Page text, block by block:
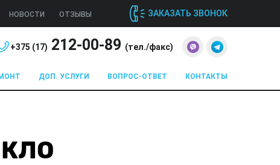
НОВОСТИ ОТЗЫВЫ ЗАКАЗАТЬ ЗВОНОК
+375 (17) 212-00-89 (тел./факс)
ДОП. УСЛУГИ ВОПРОС-ОТВЕТ КОНТАКТЫ